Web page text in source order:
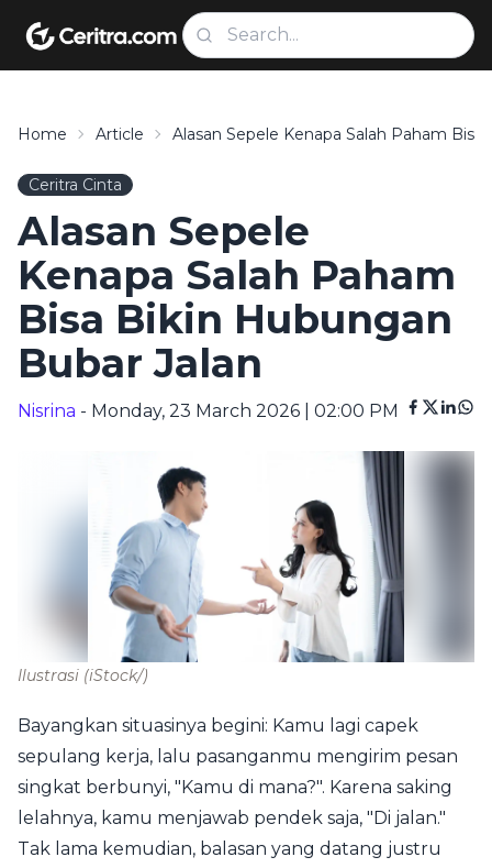
Home Article Alasan Sepele Kenapa Salah Paham
Ceritra Cinta
Alasan Sepele
Kenapa Salah Paham
Bisa Bikin Hubungan
Bubar Jalan
Nisrina - Monday, 23 March 2026 | 02:00 PM
Ilustrasi (iStock/)
Bayangkan situasinya begini: Kamu lagi capek
sepulang kerja, lalu pasanganmu mengirim pesan
singkat berbunyi, "Kamu di mana?". Karena saking
lelahnya, kamu menjawab pendek saja, "Di jalan."
Tak lama kemudian, balasan yang datang justru